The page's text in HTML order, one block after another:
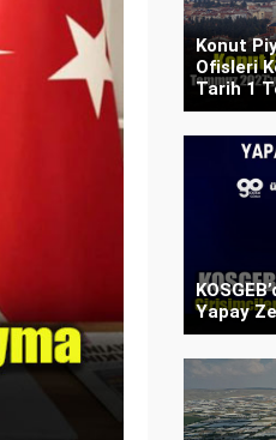
Konut
Ofisleri
Tarih 1
Yapay